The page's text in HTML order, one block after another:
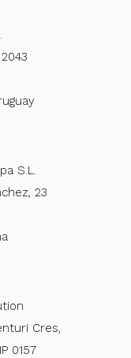
S.L.
23
Cres,
0157